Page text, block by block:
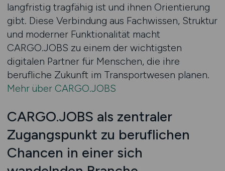
langfristig tragfähig ist und ihnen Orientierung
gibt. Diese Verbindung aus Fachwissen, Struktur
und moderner Funktionalität macht
CARGO.JOBS zu einem der wichtigsten
digitalen Partner für Menschen, die ihre
berufliche Zukunft im Transportwesen planen.
Mehr über CARGO.JOBS
CARGO.JOBS als zentraler
Zugangspunkt zu beruflichen
Chancen in einer sich